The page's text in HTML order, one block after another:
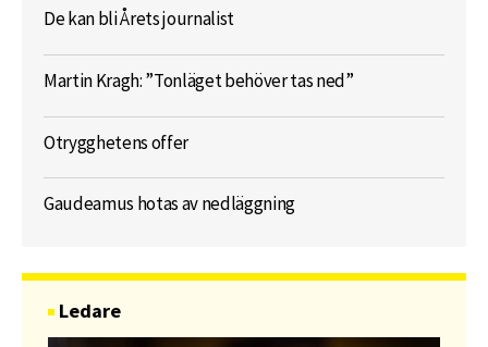
De kan bli Årets journalist
Martin Kragh: ”Tonläget behöver tas ned”
Otrygghetens offer
Gaudeamus hotas av nedläggning
Ledare